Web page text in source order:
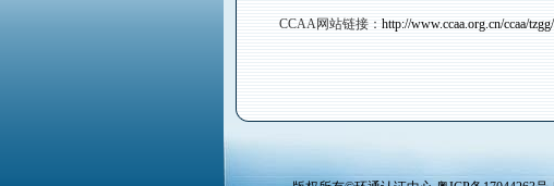
CCAA网站链接： http://www.ccaa.org.cn/ccaa/